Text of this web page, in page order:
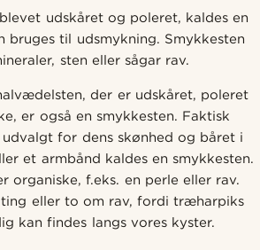
udskåret og poleret, kaldes en
bruges til udsmykning. Smykkesten
sten eller sågar rav.
der er udskåret, poleret
er også en smykkesten. Faktisk
for dens skønhed og båret i
et armbånd kaldes en smykkesten.
organiske, f.eks. en perle eller rav.
ting eller to om rav, fordi træharpiks
kan findes langs vores kyster.